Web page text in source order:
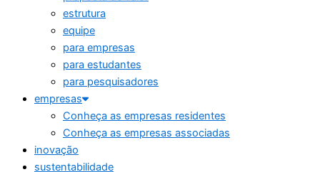
estrutura
equipe
para empresas
para estudantes
para pesquisadores
empresas
Conheça as empresas residentes
Conheça as empresas associadas
inovação
sustentabilidade